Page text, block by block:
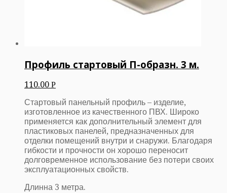
Профиль стартовый П-образн. 3 м.
110.00 Р
Стартовый панельный профиль – изделие,
изготовленное из качественного ПВХ. Широко
применяется как дополнительный элемент для
пластиковых панелей, предназначенных для
отделки помещений внутри и снаружи. Благодаря
гибкости и прочности он хорошо переносит
долговременное использование без потери своих
эксплуатационных свойств.
Длинна 3 метра.